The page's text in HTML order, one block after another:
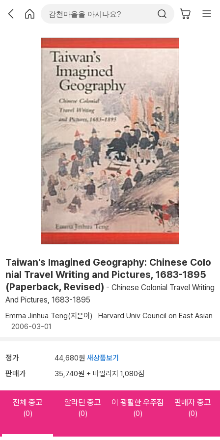
Taiwan's Imagined Geography: Chinese Colo
nial Travel Writing and Pictures, 1683-1895
(Paperback, Revised) - Chinese Colonial Travel Writing
And Pictures, 1683-1895
Emma Jinhua Teng(지은이)
Harvard Univ Council on East Asian
2006-03-01
정가 44,680원 새상품보기
판매가 35,740원 + 마일리지 1,080점
전체 중고
(0)
알라딘 중고
(0)
이 광활한 우주점
(0)
판매자 중고
(0)